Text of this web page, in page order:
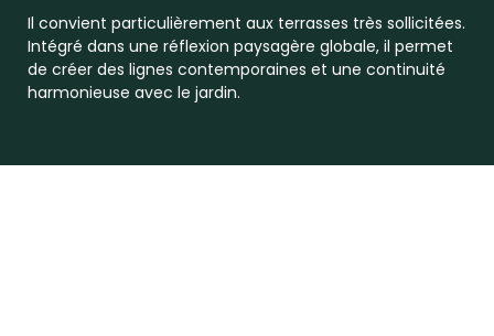
Il convient particulièrement aux terrasses très sollicitées.
Intégré dans une réflexion paysagère globale, il permet
de créer des lignes contemporaines et une continuité
harmonieuse avec le jardin.